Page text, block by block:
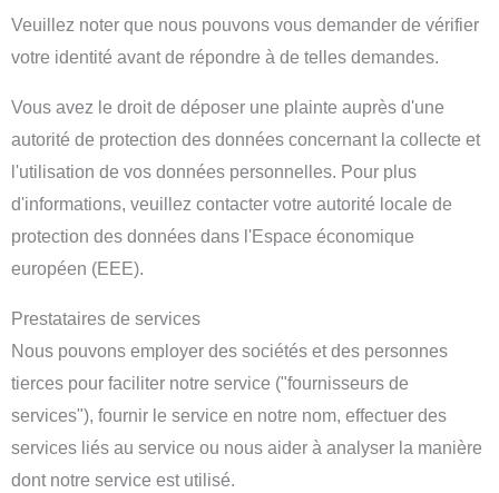
Veuillez noter que nous pouvons vous demander de vérifier
votre identité avant de répondre à de telles demandes.
Vous avez le droit de déposer une plainte auprès d'une
autorité de protection des données concernant la collecte et
l'utilisation de vos données personnelles. Pour plus
d'informations, veuillez contacter votre autorité locale de
protection des données dans l'Espace économique
européen (EEE).
Prestataires de services
Nous pouvons employer des sociétés et des personnes
tierces pour faciliter notre service ("fournisseurs de
services"), fournir le service en notre nom, effectuer des
services liés au service ou nous aider à analyser la manière
dont notre service est utilisé.